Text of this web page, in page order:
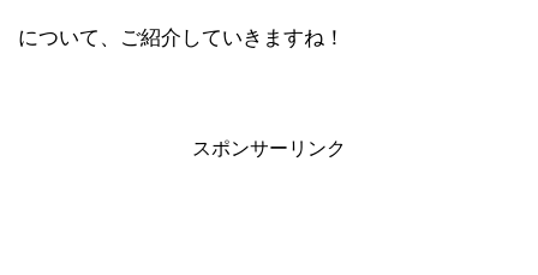
について、ご紹介していきますね！
スポンサーリンク